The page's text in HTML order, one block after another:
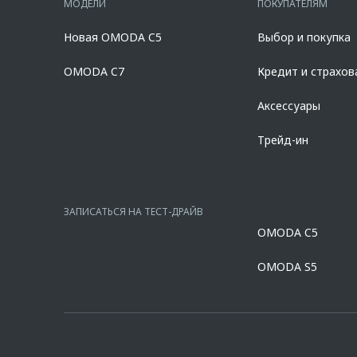
полиса КАСКО. При отказе от полиса КАСКО/отсутствии
platformId=alfasiteКредит предоставляет АО Альфа-Банк.
МОДЕЛИ
Новая OMODA C5
OMODA C7
ПОКУПАТЕЛЯМ
Выбор и покупка
Кредит и
Аксессуары
Трейд-ин
ЗАПИСАТЬСЯ НА ТЕСТ-ДРАЙВ
OMODA C5
OMODA S5